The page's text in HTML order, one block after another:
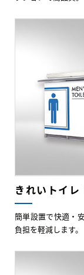
きれいトイレ
簡単設置で快適・
負担を軽減します。